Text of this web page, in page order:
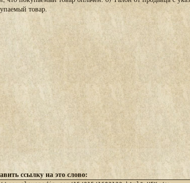
товар.
ссылку на это слово: